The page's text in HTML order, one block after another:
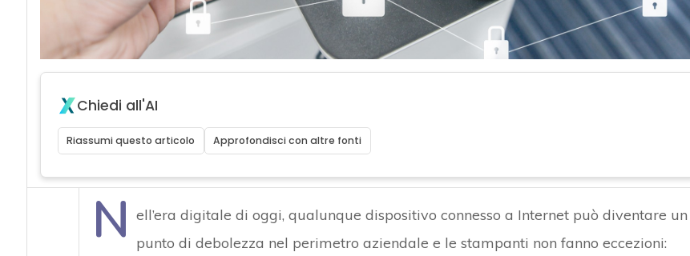
Chiedi all'AI
Riassumi questo articolo Approfondisci con altre fonti
N ell’era digitale di oggi, qualunque dispositivo connesso a Internet può diventare un
punto di debolezza nel perimetro aziendale e le stampanti non fanno eccezioni: